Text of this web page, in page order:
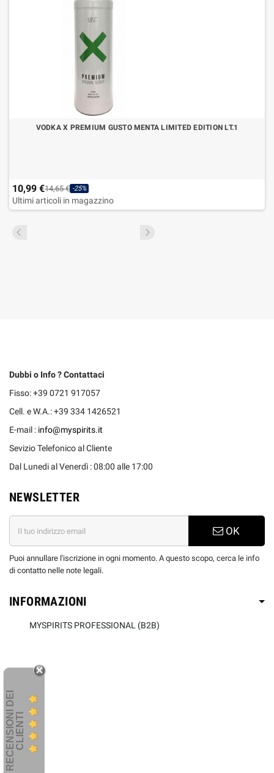
VODKA X PREMIUM GUSTO MENTA LIMITED EDITION LT.1
10,99 €14,65 € -25%
Ultimi articoli in magazzino
Dubbi o Info ? Contattaci
Fisso: +39 0721 917057
Cell. e W.A.: +39 334 1426521
E-mail : info@myspirits.it
Sevizio Telefonico al Cliente
Dal Lunedi al Venerdì : 08:00 alle 17:00
NEWSLETTER
OK
Puoi annullare l'iscrizione in ogni momento. A questo scopo, cerca le info
di contatto nelle note legali.
INFORMAZIONI
MYSPIRITS PROFESSIONAL (B2B)
R
E
C
E
N
S
I
ON
I
D
E
I
C
L
I
E
N
TI